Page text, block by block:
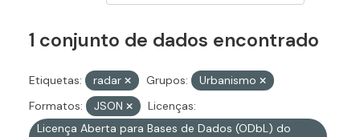
1 conjunto de dados encontrado
Etiquetas: radar Grupos:
Urbanismo
Formatos:
JSON
Licenças:
Licença Aberta para Bases de Dados (ODbL) do